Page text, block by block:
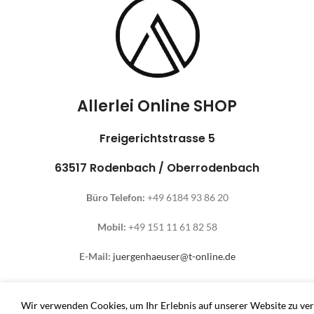
Allerlei Online SHOP
Freigerichtstrasse 5
63517 Rodenbach / Oberrodenbach
Büro Telefon: +49 6184 93 86 20
Mobil: +49 151 11 61 82 58
E-Mail: juergenhaeuser@t-online.de
Shop, Top Qualität. Aber der
geliefert! Mega, nur zu
Eine wunderschöne Hummel-
Madonnenfigur.Sehr fairer
verpackt.Beste
wieder!
Allerlei-Online 2024Dienstleistungen Häuser. Antiquitäten und Second Hand
Wir verwenden Cookies, um Ihr Erlebnis auf unserer Website zu